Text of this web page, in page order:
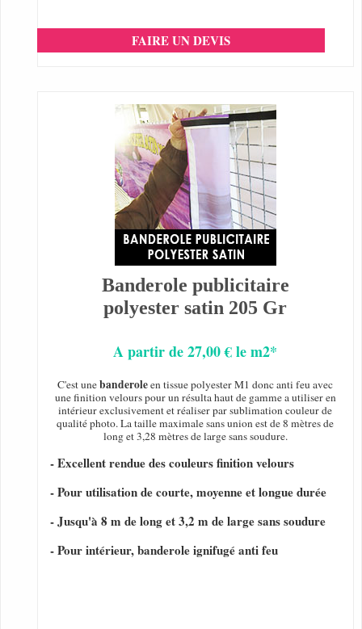
FAIRE UN DEVIS
Banderole publicitaire
polyester satin 205 Gr
A partir de 27,00 € le m2*
C'est unebanderoleen tissue polyester M1 donc anti feu avec
une finition velours pour un résulta haut de gamme a utiliser en
intérieur exclusivement et réaliser par sublimation couleur de
qualité photo. La taille maximale sans union est de 8 mètres de
long et 3,28 mètres de large sans soudure.
- Excellent rendue des couleurs finition velours
- Pour utilisation de courte, moyenne et longue durée
- Jusqu'à 8 m de long et 3,2 m de large sans soudure
- Pour intérieur, banderole ignifugé anti feu